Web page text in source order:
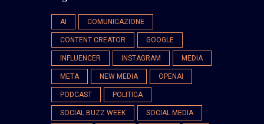
AI COMUNICAZIONE
CONTENT CREATOR GOOGLE
INFLUENCER INSTAGRAM MEDIA
META NEW MEDIA OPENAI
PODCAST POLITICA
SOCIAL BUZZ WEEK SOCIAL MEDIA